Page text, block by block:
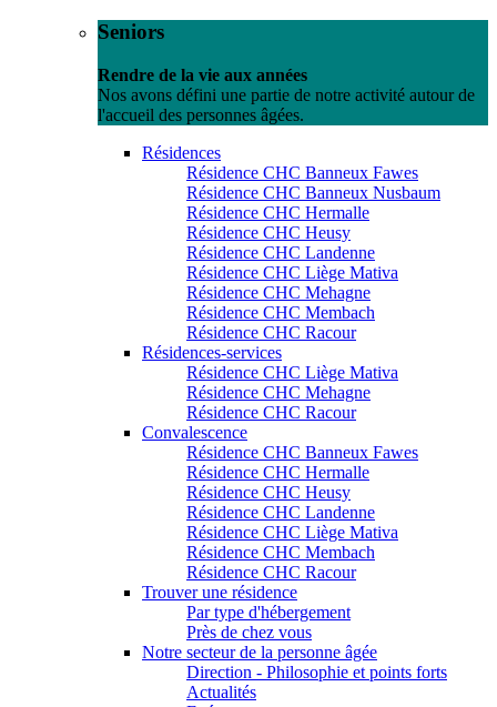
Seniors
Rendre de la vie aux années
Nos avons défini une partie de notre activité autour de
l'accueil des personnes âgées.
Résidences
Résidence CHC Banneux Fawes
Résidence CHC Banneux Nusbaum
Résidence CHC Hermalle
Résidence CHC Heusy
Résidence CHC Landenne
Résidence CHC Liège Mativa
Résidence CHC Mehagne
Résidence CHC Membach
Résidence CHC Racour
Résidences-services
Résidence CHC Liège Mativa
Résidence CHC Mehagne
Résidence CHC Racour
Convalescence
Résidence CHC Banneux Fawes
Résidence CHC Hermalle
Résidence CHC Heusy
Résidence CHC Landenne
Résidence CHC Liège Mativa
Résidence CHC Membach
Résidence CHC Racour
Trouver une résidence
Par type d'hébergement
Près de chez vous
Notre secteur de la personne âgée
Direction - Philosophie et points forts
Actualités